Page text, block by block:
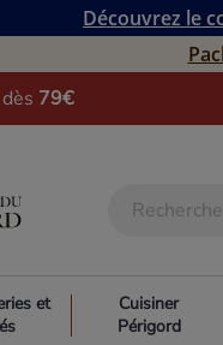
Découvrez le
79€
et
Cuisiner
Périgord